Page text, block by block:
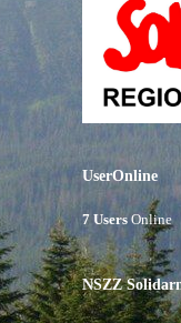
UserOnline
7 UsersOnline
NSZZ